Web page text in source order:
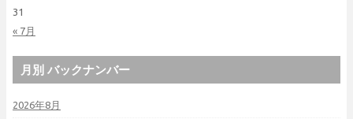
« 7月
31
月別 バックナンバー
2026年8月